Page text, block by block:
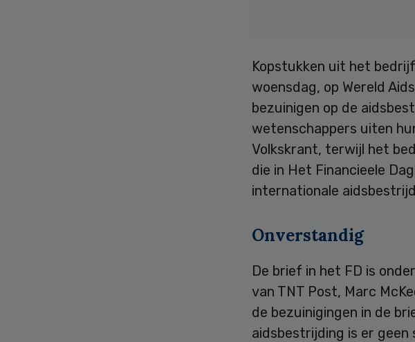
Kopstukken uit het
woensdag, op Wereld
bezuinigen op de
wetenschappers uiten
Volkskrant, terwijl het
die in Het Financieele
internationale
Onverstandig
De brief in het FD is
van TNT Post, Marc
de bezuinigingen in de
aidsbestrijding is er